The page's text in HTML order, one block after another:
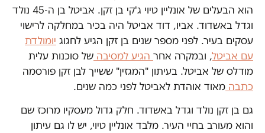
הוא הבעלים של אונליין טיוי ג'קי בן זקן. אביטל בן ה-45 נולד
וגדל באשדוד. אביו, דוד אביטל היה בכיר במחלקה לרישוי
עסקים בעיר. לפני מספר שנים בן זקן הגיע לחגוג יומולדת
עם אביטל, ובמקרה אחר הגיע למסיבה של סוכנות עלית
מודלס של אביטל. בעיתון "המגזין" ששייך לבן זקן פורסמה
כתבה מאוד אוהדת לאביטל לפני כמה שנים.
גם בן זקן נולד וגדל באשדוד. חלק גדול מעסקיו מרוכז שם
והוא מעורב בחיי העיר. מלבד אונליין טיוי, יש לו גם עיתון